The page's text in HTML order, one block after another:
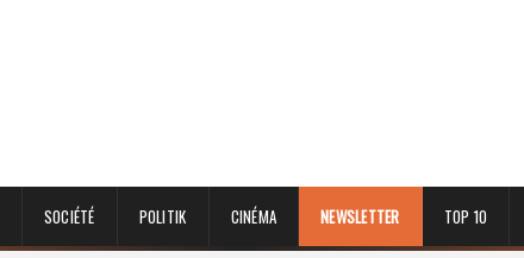
SOCIÉTÉ POLITIK CINÉMA NEWSLETTER TOP 10